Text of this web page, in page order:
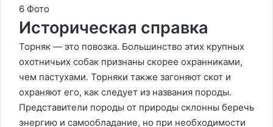
6 Фото
Историческая справка
Торняк — это повозка. Большинство этих крупных
охотничьих собак признаны скорее охранниками,
чем пастухами. Торняки также загоняют скот и
охраняют его, как следует из названия породы.
Представители породы от природы склонны беречь
энергию и самообладание, но при необходимости